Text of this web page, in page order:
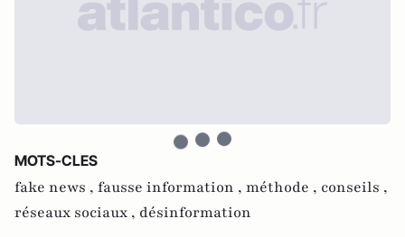
MOTS-CLES
fake news , fausse information , méthode , conseils ,
réseaux sociaux , désinformation